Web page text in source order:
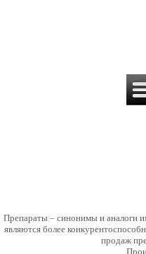
Препараты – синонимы и аналоги
являются более
продаж